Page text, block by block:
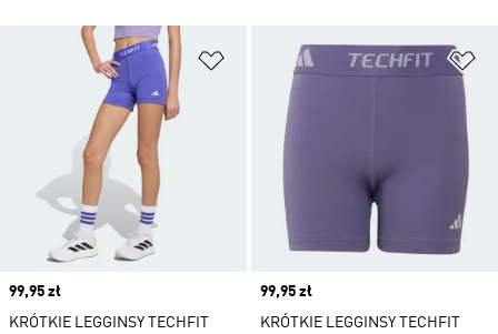
Dodaj do listy życzeń
Price
99,95 zł
KRÓTKIE LEGGINSY TECHFIT
Price
99,95 zł
KRÓTKIE LEGGINSY TECHFIT